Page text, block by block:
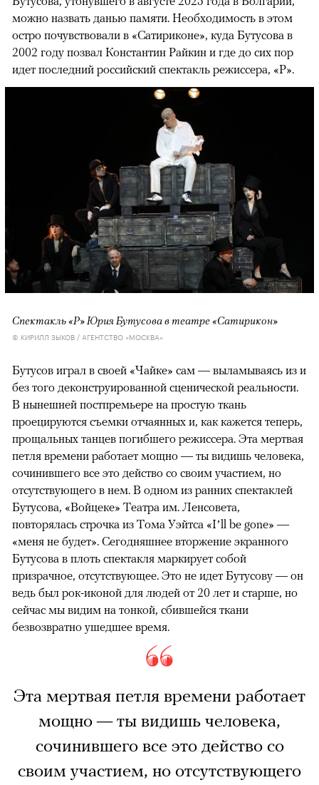
можно назвать данью памяти. Необходимость в этом
остро почувствовали в «Сатириконе», куда Бутусова в
2002 году позвал Константин Райкин и где до сих пор
идет последний российский спектакль режиссера, «Р».
Спектакль «Р» Юрия Бутусова в театре «Сатирикон»
© КИРИЛЛ ЗЫКОВ / АГЕНТСТВО «МОСКВА»
Бутусов играл в своей «Чайке» сам — выламываясь из и
без того деконструированной сценической реальности.
В нынешней постпремьере на простую ткань
проецируются съемки отчаянных и, как кажется теперь,
прощальных танцев погибшего режиссера. Эта мертвая
петля времени работает мощно — ты видишь человека,
сочинившего все это действо со своим участием, но
отсутствующего в нем. В одном из ранних спектаклей
Бутусова, «Войцеке» Театра им. Ленсовета,
повторялась строчка из Тома Уэйтса «I’ll be gone» —
«меня не будет». Сегодняшнее вторжение экранного
Бутусова в плоть спектакля маркирует собой
призрачное, отсутствующее. Это не идет Бутусову — он
ведь был рок-иконой для людей от 20 лет и старше, но
сейчас мы видим на тонкой, сбившейся ткани
безвозвратно ушедшее время.
Эта мертвая петля времени работает
мощно — ты видишь человека,
сочинившего все это действо со
своим участием, но отсутствующего